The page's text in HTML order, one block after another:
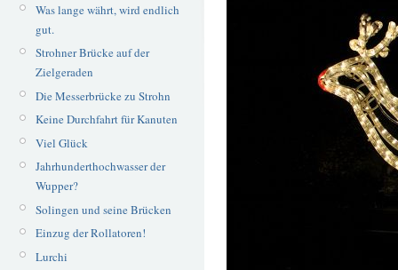
Was lange währt, wird endlich
gut.
Strohner Brücke auf der
Zielgeraden
Die Messerbrücke zu Strohn
Keine Durchfahrt für Kanuten
Viel Glück
Jahrhunderthochwasser der
Wupper?
Solingen und seine Brücken
Einzug der Rollatoren!
Lurchi